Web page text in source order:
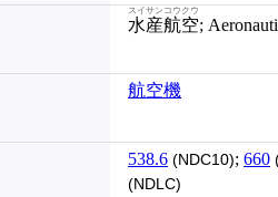
水産航空
スイサンコウクウ
;
航空機
538.6 (NDC10); 660
(NDLC)